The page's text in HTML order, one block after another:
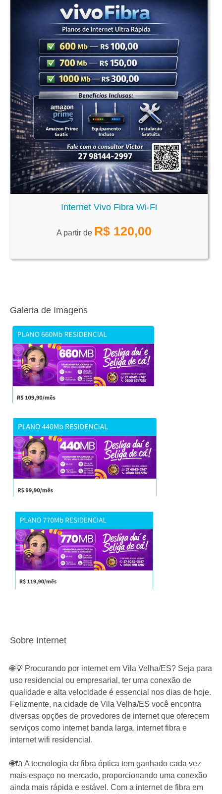
Internet Vivo Fibra Wi-Fi
A partir de R$ 120,00
Galeria de Imagens
Sobre Internet
🌐💡 Procurando por internet em Vila Velha/ES? Seja para
uso residencial ou empresarial, ter uma conexão de
qualidade e alta velocidade é essencial nos dias de hoje.
Felizmente, na cidade de Vila Velha/ES você encontra
diversas opções de provedores de internet que oferecem
serviços como internet banda larga, internet fibra e
internet wifi residencial.
🌐🔌 A tecnologia da fibra óptica tem ganhado cada vez
mais espaço no mercado, proporcionando uma conexão
ainda mais rápida e estável. Com a internet de fibra em